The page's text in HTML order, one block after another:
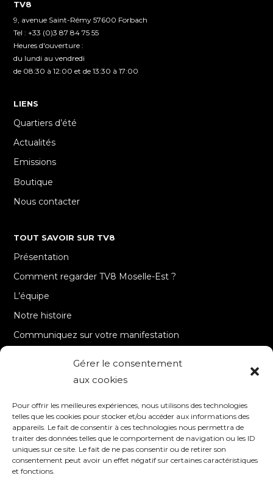
Gérer le consentement
aux cookies
Pour offrir les meilleures expériences, nous utilisons des technologies
telles que les cookies pour stocker et/ou accéder aux informations des
appareils. Le fait de consentir à ces technologies nous permettra de
traiter des données telles que le comportement de navigation ou les ID
uniques sur ce site. Le fait de ne pas consentir ou de retirer son
consentement peut avoir un effet négatif sur certaines caractéristiques
et fonctions.
TV8
9, avenue Saint-Rémy 57600 Forbach
Tel : +33 (0)3 87 84 75 55
Heures d'ouverture :
du lundi au vendredi
de 08:30 à 12:00 et de 13:30 à 17:00
LIENS
Quartiers d’été
Actualités
Emissions
Boutique
Nous contacter
TOUT SAVOIR SUR TV8
Présentation
Comment regarder TV8 Moselle-Est ?
L’équipe
Notre histoire
Communiquez sur votre manifestation
Contact
Mentions Légales / Crédits
Politique de cookies (UE)
Politique de confidentialité – RGPD